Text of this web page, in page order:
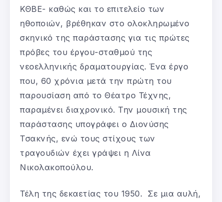
ΚΘΒΕ- καθώς και το επιτελείο των
ηθοποιών, βρέθηκαν στο ολοκληρωμένο
σκηνικό της παράστασης για τις πρώτες
πρόβες του έργου-σταθμού της
νεοελληνικής δραματουργίας. Ένα έργο
που, 60 χρόνια μετά την πρώτη του
παρουσίαση από το Θέατρο Τέχνης,
παραμένει διαχρονικό. Την μουσική της
παράστασης υπογράφει ο Διονύσης
Τσακνής, ενώ τους στίχους των
τραγουδιών έχει γράψει η Λίνα
Νικολακοπούλου.
Τέλη της δεκαετίας του 1950. Σε μια αυλή,